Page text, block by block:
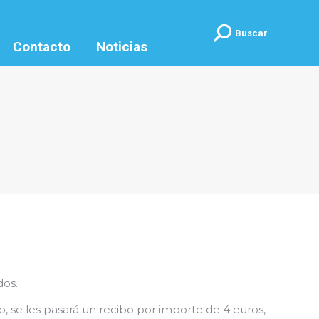
Contacto Noticias
Buscar:Buscar
se les pasará un recibo por importe de 4 euros,